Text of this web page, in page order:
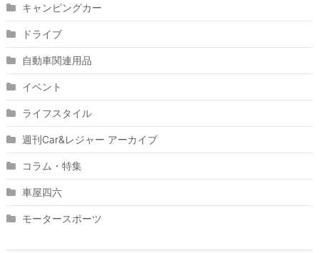
キャンピングカー
ドライブ
自動車関連用品
イベント
ライフスタイル
週刊Car&レジャー アーカイブ
コラム・特集
車屋四六
モータースポーツ